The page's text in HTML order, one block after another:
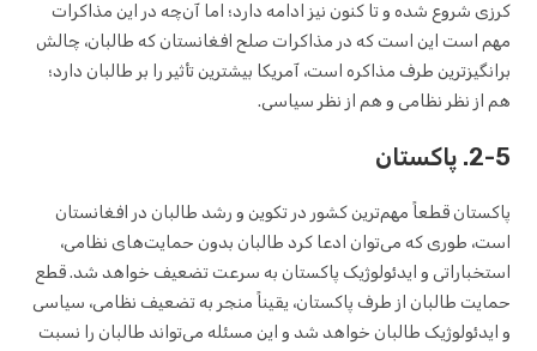
کرزی شروع شده و تا کنون نیز ادامه دارد؛ اما آن‌چه در این مذاکرات
مهم است این است که در مذاکرات صلح افغانستان که طالبان، چالش
برانگیزترین طرف مذاکره است، آمریکا بیشترین تأثیر را بر طالبان دارد؛
هم از نظر نظامی و هم از نظر سیاسی.
2-5. پاکستان
پاکستان قطعاً مهم‌ترین کشور در تکوین و رشد طالبان در افغانستان
است، طوری که می‌توان ادعا کرد طالبان بدون حمایت‌های نظامی،
استخباراتی و ایدئولوژیک پاکستان به سرعت تضعیف خواهد شد. قطع
حمایت طالبان از طرف پاکستان، یقیناً منجر به تضعیف نظامی، سیاسی
و ایدئولوژیک طالبان خواهد شد و این مسئله می‌تواند طالبان را نسبت